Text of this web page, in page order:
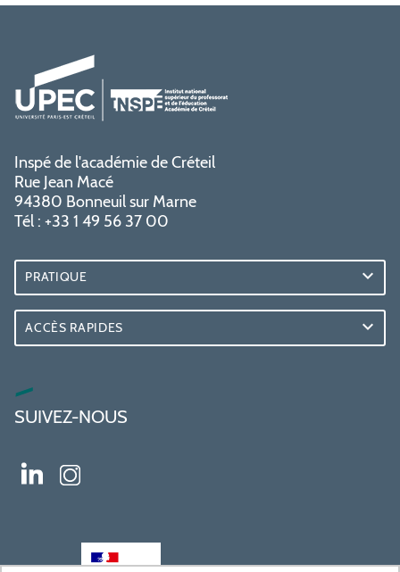
Inspé de l'académie de Créteil
Rue Jean Macé
94380 Bonneuil sur Marne
Tél : +33 1 49 56 37 00
PRATIQUE
ACCÈS RAPIDES
SUIVEZ-NOUS